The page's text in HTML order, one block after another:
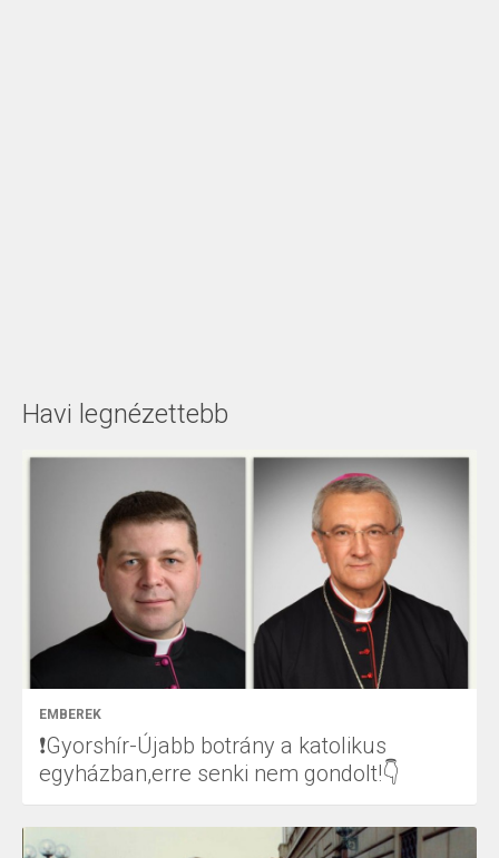
Havi legnézettebb
EMBEREK
❗Gyorshír-Újabb botrány a katolikus
egyházban,erre senki nem gondolt!👇